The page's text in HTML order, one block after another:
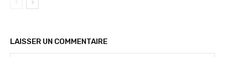
LAISSER UN COMMENTAIRE